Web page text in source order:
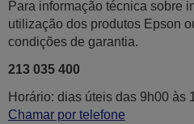
Para informação técnica sobre
utilização dos produtos Epson
condições de garantia.
213 035 400
Horário: dias úteis das 9h00 às
Chamar por telefone